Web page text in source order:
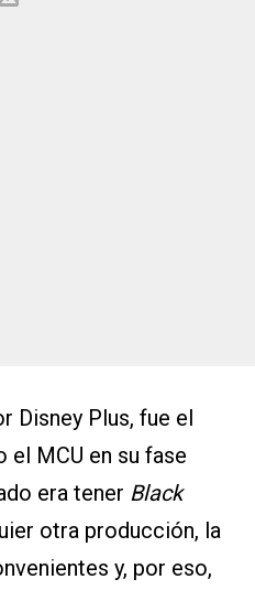
Disney Plus, fue el
MCU en su fase
era tener Black
otra producción, la
y, por eso,